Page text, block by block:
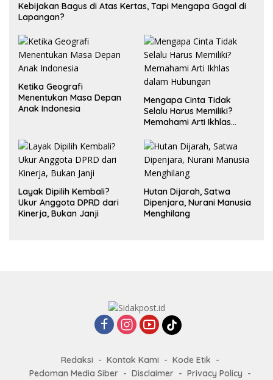
Kebijakan Bagus di Atas Kertas, Tapi Mengapa Gagal di
Lapangan?
Ketika Geografi
Menentukan Masa Depan
Anak Indonesia
Mengapa Cinta Tidak
Selalu Harus Memiliki?
Memahami Arti Ikhlas
Layak Dipilih Kembali?
Ukur Anggota DPRD dari
Kinerja, Bukan Janji
Hutan Dijarah, Satwa
Dipenjara, Nurani Manusia
Menghilang
Redaksi Kontak Kami
Kode Etik
Pedoman Media Siber
Disclaimer Privacy Policy